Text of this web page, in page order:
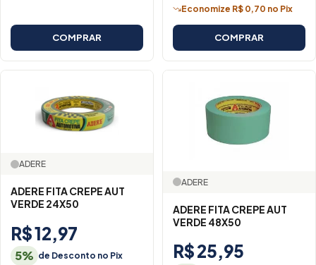
COMPRAR
Economize R$ 0,70 no Pix
COMPRAR
ADERE
ADERE FITA CREPE AUT
VERDE 24X50
R$ 12,97
5% de Desconto no Pix
ADERE
ADERE FITA CREPE AUT
VERDE 48X50
R$ 25,95